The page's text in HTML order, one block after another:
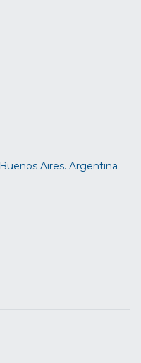
Aires. Argentina